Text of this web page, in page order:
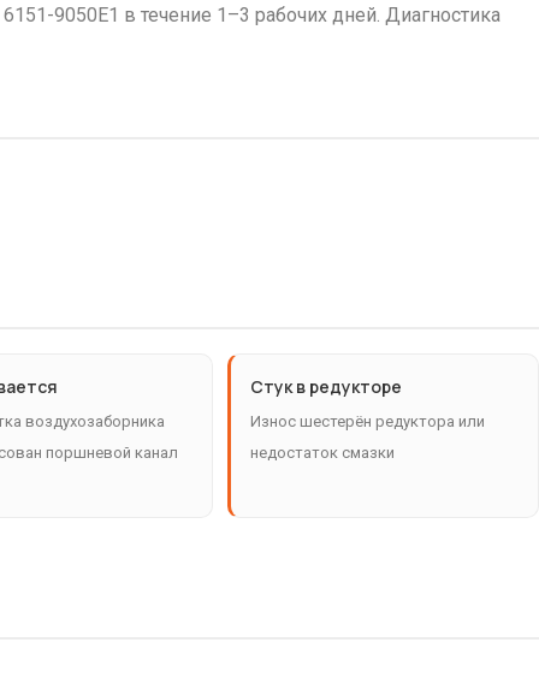
9050E1 в течение 1–3 рабочих дней. Диагностика
воздухозаборника
поршневой канал
Стук в редукторе
Износ шестерён редуктора или
недостаток смазки